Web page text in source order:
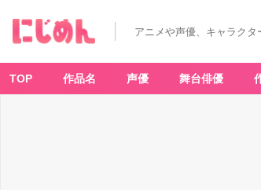
アニメや声優、キャラク
TOP 作品名 声優 舞台俳優